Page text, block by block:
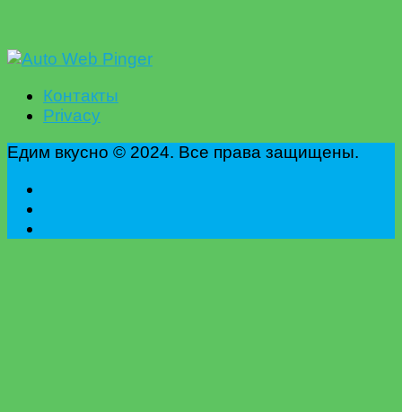
Контакты
Privacy
Едим вкусно © 2024. Все права защищены.